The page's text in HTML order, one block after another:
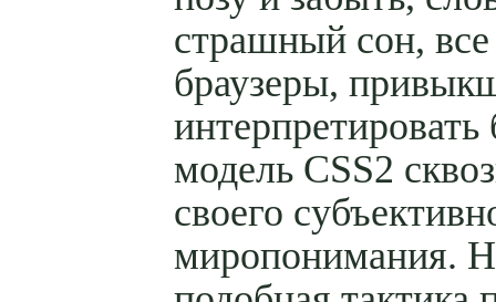
страшный сон,
браузеры,
модель CSS2
своего
миропонимания.